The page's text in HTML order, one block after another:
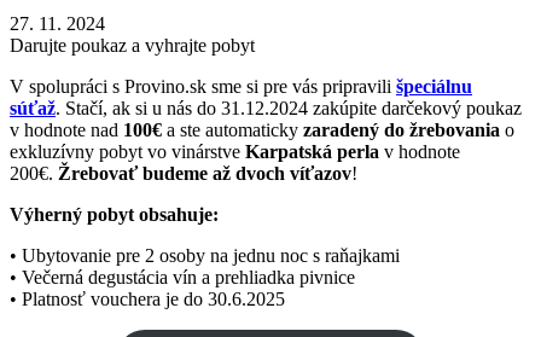
27. 11. 2024
Darujte poukaz a vyhrajte pobyt
V spolupráci s Provino.sk sme si pre vás pripravili špeciálnu
súťaž. Stačí, ak si u nás do 31.12.2024 zakúpite darčekový poukaz
v hodnote nad 100€ a ste automaticky zaradený do žrebovania o
exkluzívny pobyt vo vinárstve Karpatská perla v hodnote
200€. Žrebovať budeme až dvoch víťazov!
Výherný pobyt obsahuje:
• Ubytovanie pre 2 osoby na jednu noc s raňajkami
• Večerná degustácia vín a prehliadka pivnice
• Platnosť vouchera je do 30.6.2025